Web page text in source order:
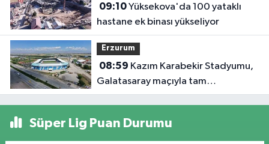
09:10Yüksekova'da 100 yataklı
hastane ek binası yükseliyor
Erzurum
08:59
Galatasaray maçıyla tam
kapasiteyle kapılarını açacak
Süper Lig Puan Durumu